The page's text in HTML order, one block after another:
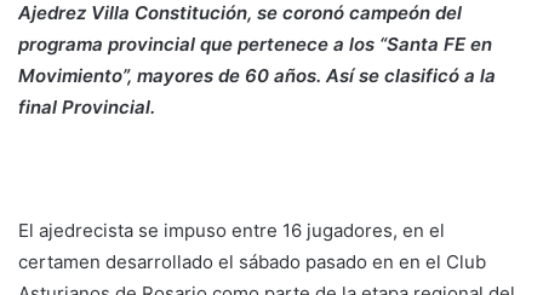
Ajedrez Villa Constitución, se coronó campeón del
programa provincial que pertenece a los “Santa FE en
Movimiento”, mayores de 60 años. Así se clasificó a la
final Provincial.
El ajedrecista se impuso entre 16 jugadores, en el
certamen desarrollado el sábado pasado en en el Club